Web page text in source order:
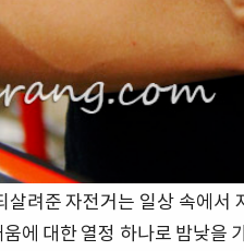
살려준 자전거는 일상 속에서
에 대한 열정 하나로 밤낮을